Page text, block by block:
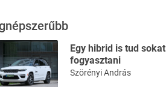
Egy hibrid is tud sokat
fogyasztani
Szörényi András